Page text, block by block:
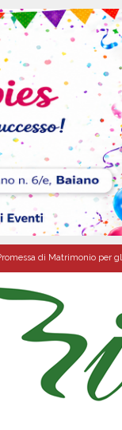
di Matrimonio per
EMERGENZA COMUNALE,
Napoletane: Elena